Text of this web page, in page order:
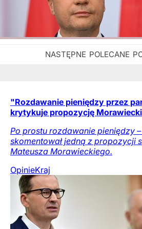
"Rozdawanie pieniędzy przez
krytykuje propozycję
Po prostu rozdawanie pieniędzy
skomentował jedną z propozycji
Mateusza Morawieckiego.
OpinieKraj